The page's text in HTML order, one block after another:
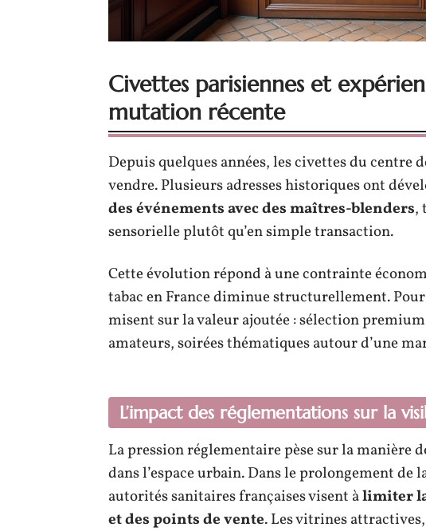
Civettes parisiennes et
mutation récente
Depuis quelques années, les civettes du centre
vendre. Plusieurs adresses historiques ont
des événements avec des maîtres-blenders,
sensorielle plutôt qu’en simple transaction.
Cette évolution répond à une contrainte
tabac en France diminue structurellement.
misent sur la valeur ajoutée : sélection
amateurs, soirées thématiques autour d’une
L’impact des réglementations sur la
La pression réglementaire pèse sur la manière
dans l’espace urbain. Dans le prolongement
autorités sanitaires françaises visent àlimiter
et des points de vente. Les vitrines